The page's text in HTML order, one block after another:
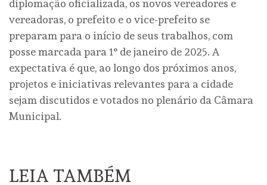
diplomação oficializada, os novos vereadores e
vereadoras, o prefeito e o vice-prefeito se
preparam para o início de seus trabalhos, com
posse marcada para 1° de janeiro de 2025. A
expectativa é que, ao longo dos próximos anos,
projetos e iniciativas relevantes para a cidade
sejam discutidos e votados no plenário da Câmara
Municipal.
LEIA TAMBÉM